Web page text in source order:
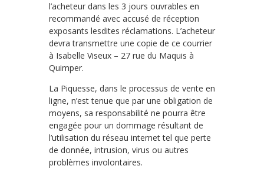
l’acheteur dans les 3 jours ouvrables en
recommandé avec accusé de réception
exposants lesdites réclamations. L’acheteur
devra transmettre une copie de ce courrier
à Isabelle Viseux – 27 rue du Maquis à
Quimper.
La Piquesse, dans le processus de vente en
ligne, n’est tenue que par une obligation de
moyens, sa responsabilité ne pourra être
engagée pour un dommage résultant de
l’utilisation du réseau internet tel que perte
de donnée, intrusion, virus ou autres
problèmes involontaires.